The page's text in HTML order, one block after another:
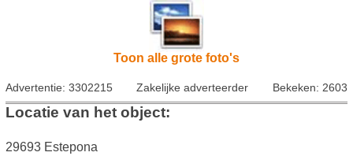
Toon alle grote foto's
Advertentie: 3302215 Zakelijke adverteerder Bekeken: 2603
Locatie van het object:
29693 Estepona